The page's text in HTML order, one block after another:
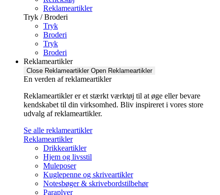
Reklameartikler
Tryk / Broderi
Tryk
Broderi
Tryk
Broderi
Reklameartikler
Close Reklameartikler Open Reklameartikler
En verden af reklameartikler ​
Reklameartikler er et stærkt værktøj til at øge eller bevare
kendskabet til din virksomhed. Bliv inspireret i vores store
udvalg af reklameartikler.
Se alle reklameartikler
Reklameartikler
Drikkeartikler
Hjem og livsstil
Muleposer
Kuglepenne og skriveartikler
Notesbøger & skrivebordstilbehør
Paraplyer